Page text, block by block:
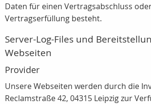
Daten für einen Vertragsabschluss
Vertragserfüllung besteht.
Server-Log-Files und
Webseiten
Provider
Unsere Webseiten werden durch die
Reclamstraße 42, 04315 Leipzig zur